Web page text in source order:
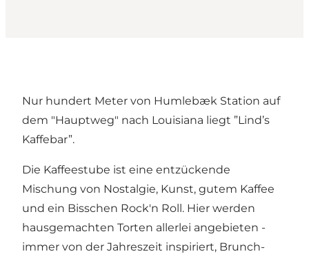
Nur hundert Meter von Humlebæk Station auf
dem "Hauptweg" nach Louisiana liegt ”Lind’s
Kaffebar”.
Die Kaffeestube ist eine entzückende
Mischung von Nostalgie, Kunst, gutem Kaffee
und ein Bisschen Rock'n Roll. Hier werden
hausgemachten Torten allerlei angebieten -
immer von der Jahreszeit inspiriert, Brunch-